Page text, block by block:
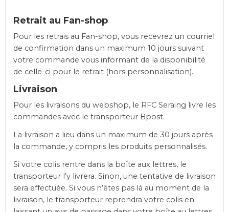
Retrait au Fan-shop
Pour les retrais au Fan-shop, vous recevrez un courriel
de confirmation dans un maximum 10 jours suivant
votre commande vous informant de la disponibilité
de celle-ci pour le retrait (hors personnalisation).
Livraison
Pour les livraisons du webshop, le RFC Seraing livre les
commandes avec le transporteur Bpost.
La livraison a lieu dans un maximum de 30 jours après
la commande, y compris les produits personnalisés.
Si votre colis rentre dans la boîte aux lettres, le
transporteur l’y livrera. Sinon, une tentative de livraison
sera effectuée. Si vous n’êtes pas là au moment de la
livraison, le transporteur reprendra votre colis en